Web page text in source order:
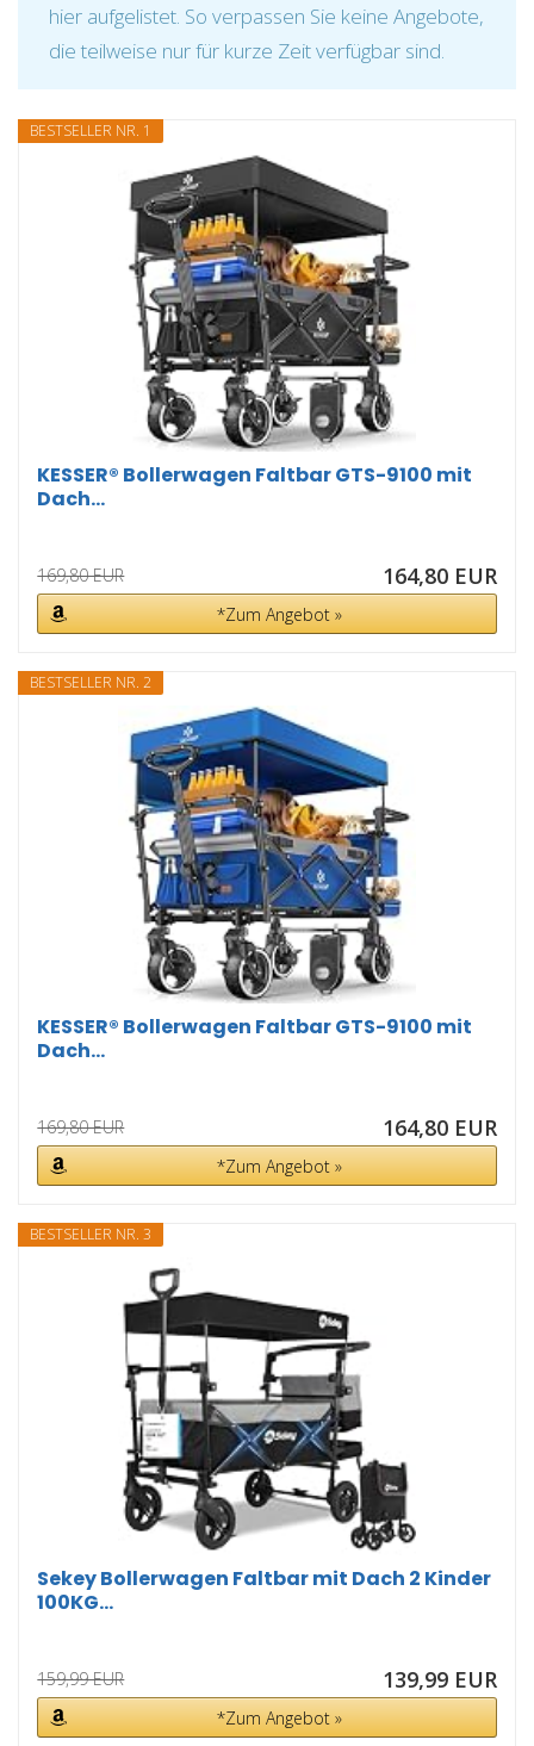
hier aufgelistet. So verpassen Sie keine Angebote,
die teilweise nur für kurze Zeit verfügbar sind.
BESTSELLER NR. 1
KESSER® Bollerwagen Faltbar GTS-9100 mit
Dach...
169,80 EUR 164,80 EUR
*Zum Angebot »
BESTSELLER NR. 2
KESSER® Bollerwagen Faltbar GTS-9100 mit
Dach...
169,80 EUR 164,80 EUR
*Zum Angebot »
BESTSELLER NR. 3
Sekey Bollerwagen Faltbar mit Dach 2 Kinder
100KG...
159,99 EUR 139,99 EUR
*Zum Angebot »